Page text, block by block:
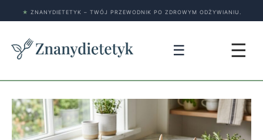
★ ZNANYDIETETYK – TWÓJ PRZEWODNIK PO ZDROWYM ODŻYWIANIU.
☰ ☰